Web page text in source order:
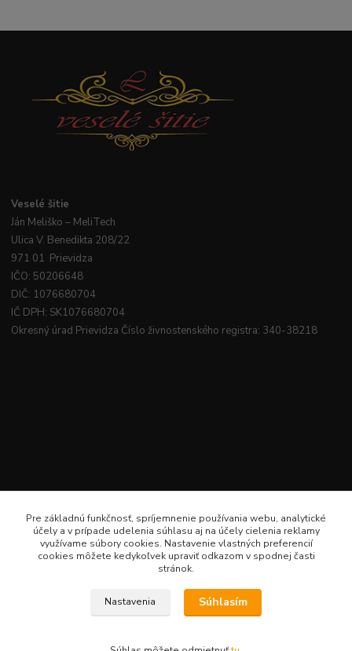
Veselé šitie
Ján Meliško – MeliTech
Ulica V. Benedikta 208/22
971 01 Prievidza
IČO: 50206648
DIČ: 1076680704
IČ DPH: SK1076680704
Okresný úrad Prievidza Číslo živnostenského registra: 340-38218
lenkameliskovapd@gmail.com · Hotline: Lenka Melišková 0949 224 331
Pre základnú funkčnosť, spríjemnenie používania webu, analytické
účely a v prípade udelenia súhlasu aj na účely cielenia reklamy
využívame súbory cookies. Nastavenie vlastných preferencií
cookies môžete kedykoľvek upraviť odkazom v spodnej časti
stránok.
Nastavenia Súhlasím